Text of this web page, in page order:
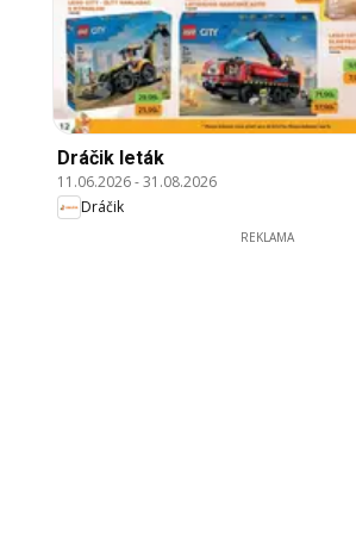
Dráčik leták
11.06.2026-31.08.2026
Dráčik
REKLAMA